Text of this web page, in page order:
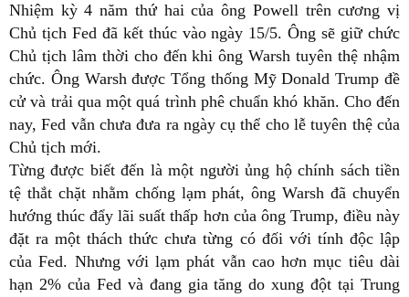
Nhiệm kỳ 4 năm thứ hai của ông Powell trên cương vị
Chủ tịch Fed đã kết thúc vào ngày 15/5. Ông sẽ giữ chức
Chủ tịch lâm thời cho đến khi ông Warsh tuyên thệ nhậm
chức. Ông Warsh được Tổng thống Mỹ Donald Trump đề
cử và trải qua một quá trình phê chuẩn khó khăn. Cho đến
nay, Fed vẫn chưa đưa ra ngày cụ thể cho lễ tuyên thệ của
Chủ tịch mới.
Từng được biết đến là một người ủng hộ chính sách tiền
tệ thắt chặt nhằm chống lạm phát, ông Warsh đã chuyển
hướng thúc đẩy lãi suất thấp hơn của ông Trump, điều này
đặt ra một thách thức chưa từng có đối với tính độc lập
của Fed. Nhưng với lạm phát vẫn cao hơn mục tiêu dài
hạn 2% của Fed và đang gia tăng do xung đột tại Trung